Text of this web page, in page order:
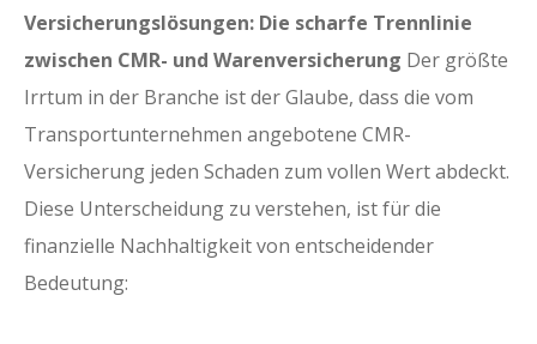
Versicherungslösungen: Die scharfe Trennlinie
zwischen CMR- und Warenversicherung Der größte
Irrtum in der Branche ist der Glaube, dass die vom
Transportunternehmen angebotene CMR-
Versicherung jeden Schaden zum vollen Wert abdeckt.
Diese Unterscheidung zu verstehen, ist für die
finanzielle Nachhaltigkeit von entscheidender
Bedeutung: